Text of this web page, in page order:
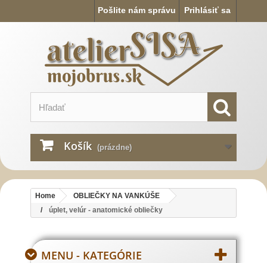
Prihlásiť sa
Pošlite nám správu
Košík (prázdne)
Home
OBLIEČKY NA VANKÚŠE
úplet, velúr - anatomické obliečky
MENU - KATEGÓRIE